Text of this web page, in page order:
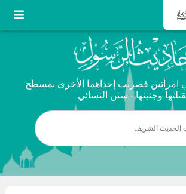
ﷺ
امرأتين فضربت إحداهما الأخرى بمسطح
وجنينها - سنن النسائي